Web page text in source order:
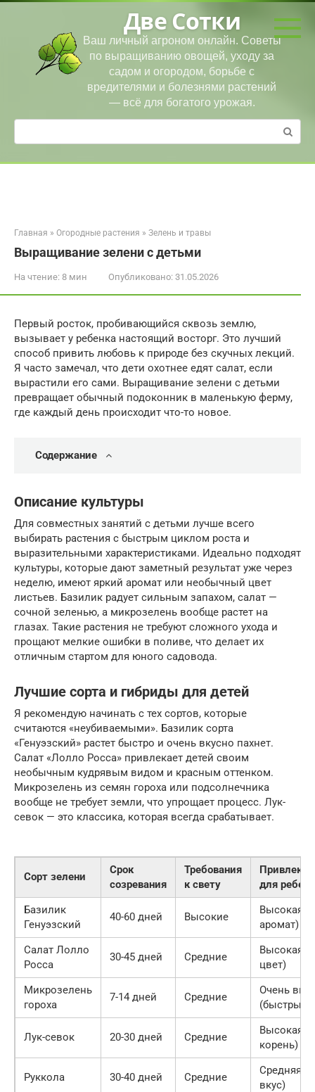
Перейти
Две Сотки
Ваш личный агроном онлайн. Советы
по выращиванию овощей, уходу за
садом и огородом, борьбе с
вредителями и болезнями растений
— всё для богатого урожая.
Поиск:
Главная » Огородные растения » Зелень и травы
Выращивание зелени с детьми
На чтение: 8 мин Опубликовано: 31.05.2026
Первый росток, пробивающийся сквозь землю,
вызывает у ребенка настоящий восторг. Это лучший
способ привить любовь к природе без скучных лекций.
Я часто замечал, что дети охотнее едят салат, если
вырастили его сами. Выращивание зелени с детьми
превращает обычный подоконник в маленькую ферму,
где каждый день происходит что-то новое.
Содержание
Описание культуры
Для совместных занятий с детьми лучше всего
выбирать растения с быстрым циклом роста и
выразительными характеристиками. Идеально подходят
культуры, которые дают заметный результат уже через
неделю, имеют яркий аромат или необычный цвет
листьев. Базилик радует сильным запахом, салат —
сочной зеленью, а микрозелень вообще растет на
глазах. Такие растения не требуют сложного ухода и
прощают мелкие ошибки в поливе, что делает их
отличным стартом для юного садовода.
Лучшие сорта и гибриды для детей
Я рекомендую начинать с тех сортов, которые
считаются «неубиваемыми». Базилик сорта
«Генуэзский» растет быстро и очень вкусно пахнет.
Салат «Лолло Росса» привлекает детей своим
необычным кудрявым видом и красным оттенком.
Микрозелень из семян гороха или подсолнечника
вообще не требует земли, что упрощает процесс. Лук-
севок — это классика, которая всегда срабатывает.
Сорт зелени
Срок
созревания
Требования
к свету
для
Базилик
Генуэзский
40-60 дней Высокие
Высокая
аромат)
Салат Лолло
Росса
30-45 дней Средние
Высокая
цвет)
Микрозелень
гороха
7-14 дней Средние
Очень
(быстрый
Лук-севок 20-30 дней Средние
Высокая
корень)
Руккола 30-40 дней Средние
Средняя
вкус)